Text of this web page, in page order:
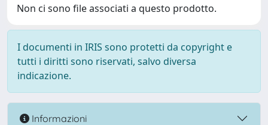
Non ci sono file associati a questo prodotto.
I documenti in IRIS sono protetti da copyright e
tutti i diritti sono riservati, salvo diversa
indicazione.
Informazioni